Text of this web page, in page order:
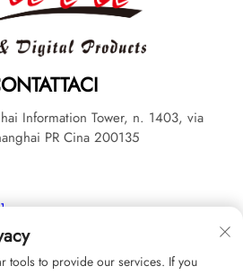
Information Tower, n. 1403, via
PR Cina 200135
tools to provide our services. If you